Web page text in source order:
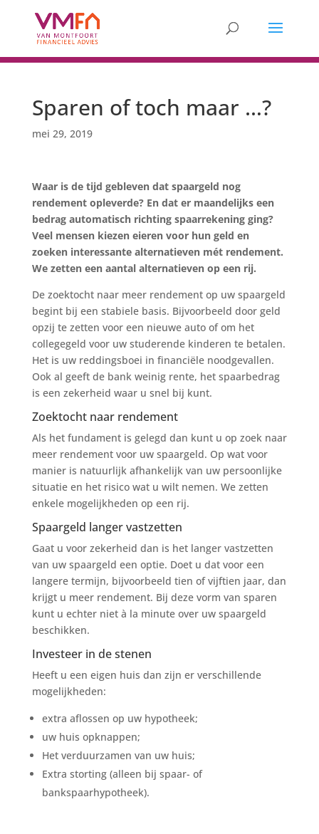
Sparen of toch maar …?
mei 29, 2019
Waar is de tijd gebleven dat spaargeld nog
rendement opleverde? En dat er maandelijks een
bedrag automatisch richting spaarrekening ging?
Veel mensen kiezen eieren voor hun geld en
zoeken interessante alternatieven mét rendement.
We zetten een aantal alternatieven op een rij.
De zoektocht naar meer rendement op uw spaargeld
begint bij een stabiele basis. Bijvoorbeeld door geld
opzij te zetten voor een nieuwe auto of om het
collegegeld voor uw studerende kinderen te betalen.
Het is uw reddingsboei in financiële noodgevallen.
Ook al geeft de bank weinig rente, het spaarbedrag
is een zekerheid waar u snel bij kunt.
Zoektocht naar rendement
Als het fundament is gelegd dan kunt u op zoek naar
meer rendement voor uw spaargeld. Op wat voor
manier is natuurlijk afhankelijk van uw persoonlijke
situatie en het risico wat u wilt nemen. We zetten
enkele mogelijkheden op een rij.
Spaargeld langer vastzetten
Gaat u voor zekerheid dan is het langer vastzetten
van uw spaargeld een optie. Doet u dat voor een
langere termijn, bijvoorbeeld tien of vijftien jaar, dan
krijgt u meer rendement. Bij deze vorm van sparen
kunt u echter niet à la minute over uw spaargeld
beschikken.
Investeer in de stenen
Heeft u een eigen huis dan zijn er verschillende
mogelijkheden:
extra aflossen op uw hypotheek;
uw huis opknappen;
Het verduurzamen van uw huis;
Extra storting (alleen bij spaar- of
bankspaarhypotheek).